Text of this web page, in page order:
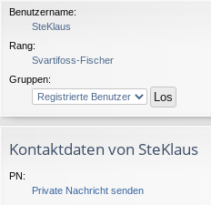
Benutzername:
SteKlaus
Rang:
Svartifoss-Fischer
Gruppen:
Kontaktdaten von SteKlaus
PN:
Private Nachricht senden